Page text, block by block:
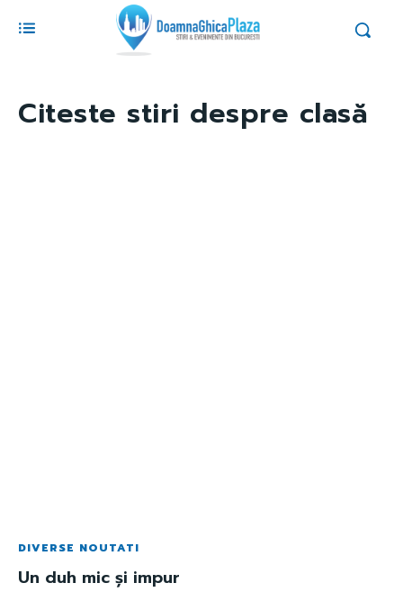
Citeste stiri despre clasă
DIVERSE NOUTATI
Un duh mic și impur